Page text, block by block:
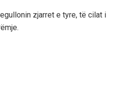
zjarret e tyre, të cilat i